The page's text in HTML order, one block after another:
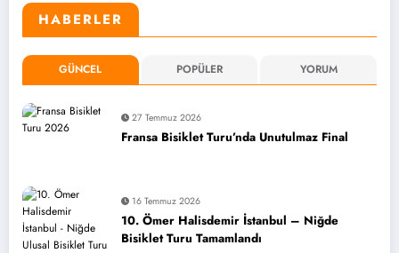
HABERLER
GÜNCEL POPÜLER YORUM
27 Temmuz 2026
Fransa Bisiklet Turu’nda Unutulmaz Final
16 Temmuz 2026
10. Ömer Halisdemir İstanbul – Niğde
Bisiklet Turu Tamamlandı